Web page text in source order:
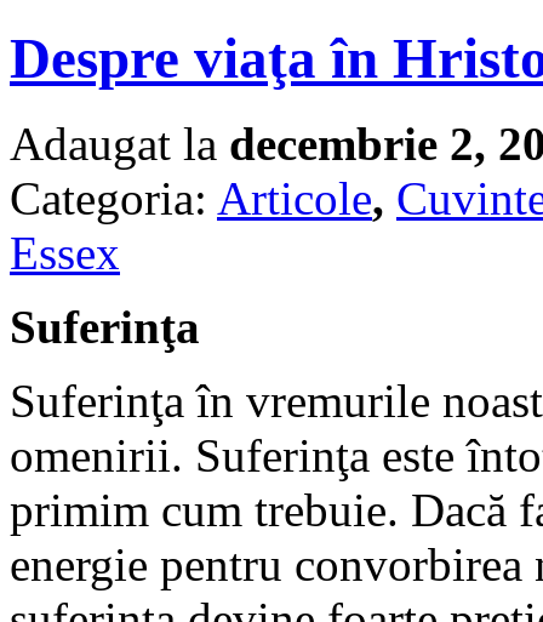
Despre viaţa în
Adaugat la decembrie 2,
Categoria: Articole,
Essex
Suferinţa
Suferinţa în vremurile
omenirii. Suferinţa este
primim cum trebuie. Dacă
energie pentru convorbirea